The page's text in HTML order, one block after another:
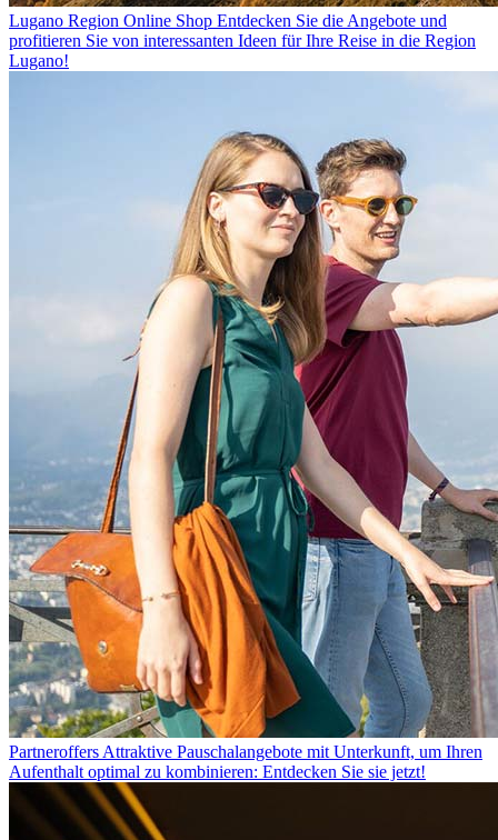
Lugano Region Online Shop Entdecken Sie die Angebote und
profitieren Sie von interessanten Ideen für Ihre Reise in die Region
Lugano!
Partneroffers Attraktive Pauschalangebote mit Unterkunft, um Ihren
Aufenthalt optimal zu kombinieren: Entdecken Sie sie jetzt!